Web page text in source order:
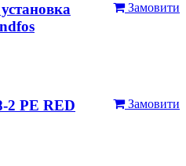
Замовити
Замовити
2 РЕ RED